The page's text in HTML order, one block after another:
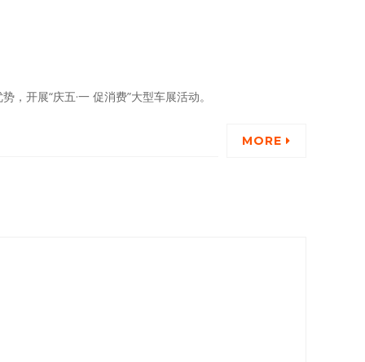
东山区为贯彻落实市委、市政府关于提振经济、促进消费的工作部署，从自身地域经济特点出发，利用汽车4S店集中在该区域的优势，开展“庆五·一 促消费”大型车展活动。
MORE